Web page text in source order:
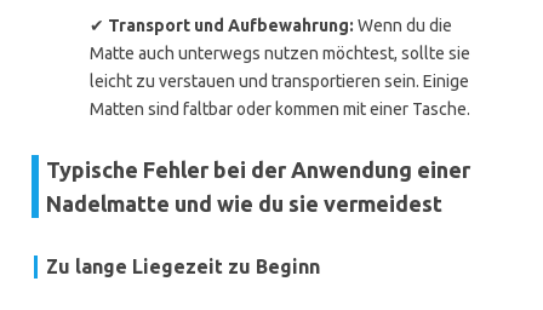
✔ Transport und Aufbewahrung: Wenn du die
Matte auch unterwegs nutzen möchtest, sollte sie
leicht zu verstauen und transportieren sein. Einige
Matten sind faltbar oder kommen mit einer Tasche.
Typische Fehler bei der Anwendung einer
Nadelmatte und wie du sie vermeidest
Zu lange Liegezeit zu Beginn